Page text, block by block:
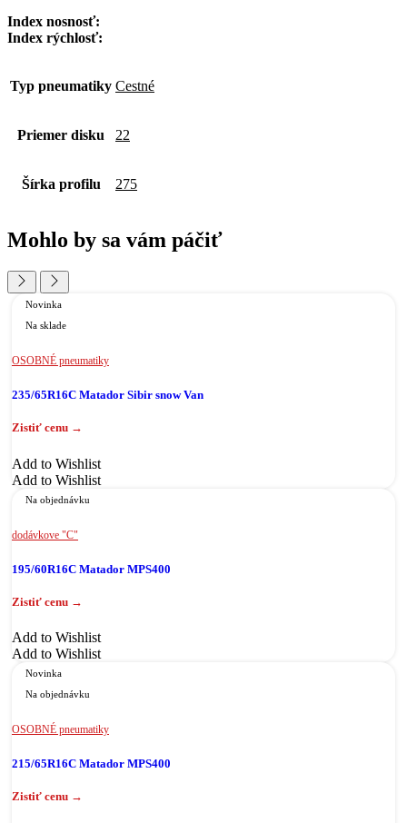
Index nosnosť:
Index rýchlosť:
Typ pneumatiky Cestné
Priemer disku 22
Šírka profilu 275
Mohlo by sa vám páčiť
Novinka
Na sklade
OSOBNÉ pneumatiky
235/65R16C Matador Sibir snow Van
Add to Wishlist
Add to Wishlist
Na objednávku
dodávkove "C"
195/60R16C Matador MPS400
Add to Wishlist
Add to Wishlist
Novinka
Na objednávku
OSOBNÉ pneumatiky
215/65R16C Matador MPS400